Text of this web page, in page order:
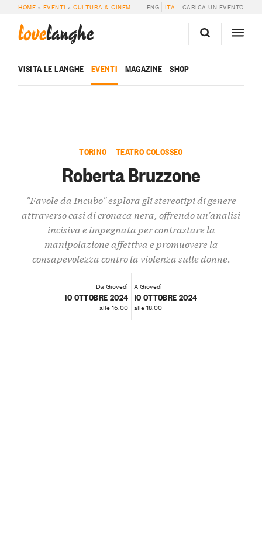
HOME » EVENTI »CULTURA & CINEMA » ROBERTA BRUZZONE
ENG ITA CARICA UN EVENTO
lovelanghe
VISITA LE LANGHE EVENTI MAGAZINE SHOP
TORINO — TEATRO COLOSSEO
Roberta Bruzzone
"Favole da Incubo" esplora gli stereotipi di genere
attraverso casi di cronaca nera, offrendo un'analisi
incisiva e impegnata per contrastare la
manipolazione affettiva e promuovere la
consapevolezza contro la violenza sulle donne.
Da Giovedì
10 OTTOBRE 2024
alle 16:00
A Giovedì
10 OTTOBRE 2024
alle 18:00